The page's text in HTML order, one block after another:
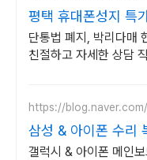
평택 휴대폰성지 특
지 직폰평택점
단통법 폐지, 박리다매
친절하고 자세한 상담
https://
삼성 & 아이폰 수리
비용 무료
갤럭시 & 아이폰 메인